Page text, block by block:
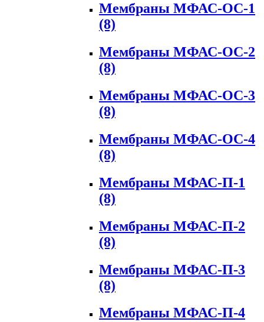
Мембраны МФАС-ОС-1
(8)
Мембраны МФАС-ОС-2
(8)
Мембраны МФАС-ОС-3
(8)
Мембраны МФАС-ОС-4
(8)
Мембраны МФАС-П-1
(8)
Мембраны МФАС-П-2
(8)
Мембраны МФАС-П-3
(8)
Мембраны МФАС-П-4